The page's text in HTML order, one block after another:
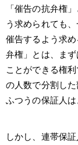
「催告の抗弁権
う求められても
催告するよう求
弁権」とは、ま
ことができる権
の人数で分割した
ふつうの保証人は
しかし、連帯保